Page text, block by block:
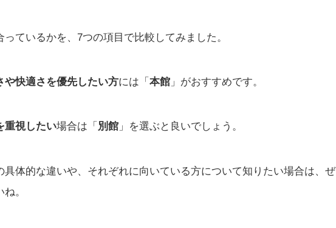
ているかを、7つの項目で比較してみました。
や快適さを優先したい方には「 本館 」がおすすめです。
重視したい場合は「 別館 」を選ぶと良いでしょう。
体的な違いや、それぞれに向いている方について知りたい場合は、ぜ
。